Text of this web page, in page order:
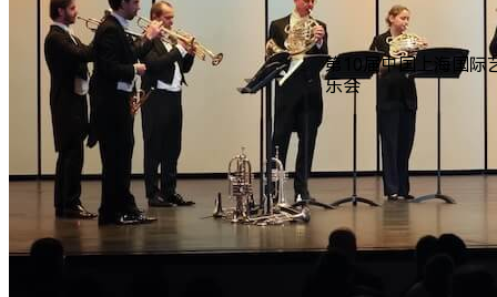
第10届中国上海国际
乐会